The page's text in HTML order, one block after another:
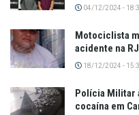
04/12/2024 -
Motociclista
acidente na
18/12/2024 -
Polícia Militar
cocaína em